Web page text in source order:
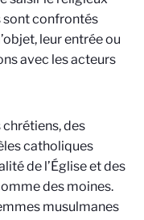
sont confrontés
leur entrée ou
avec les acteurs
chrétiens, des
catholiques
de l’Église et des
des moines.
musulmanes